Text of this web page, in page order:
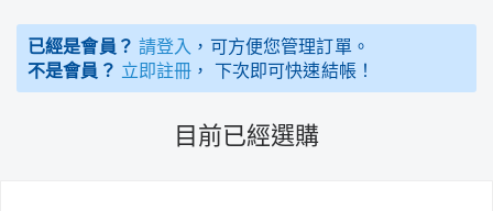
已經是會員？ 請登入 ，可方便您管理訂單。
不是會員？ 立即註冊 ， 下次即可快速結帳！
目前已經選購